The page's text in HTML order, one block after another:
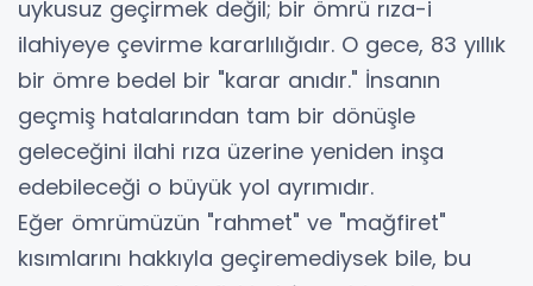
uykusuz geçirmek değil; bir ömrü rıza-i
ilahiyeye çevirme kararlılığıdır. O gece, 83 yıllık
bir ömre bedel bir "karar anıdır." İnsanın
geçmiş hatalarından tam bir dönüşle
geleceğini ilahi rıza üzerine yeniden inşa
edebileceği o büyük yol ayrımıdır.
​Eğer ömrümüzün "rahmet" ve "mağfiret"
kısımlarını hakkıyla geçiremediysek bile, bu